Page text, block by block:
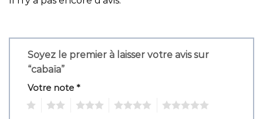
Soyez le premier à laisser votre avis sur
“cabaïa”
Votre note *